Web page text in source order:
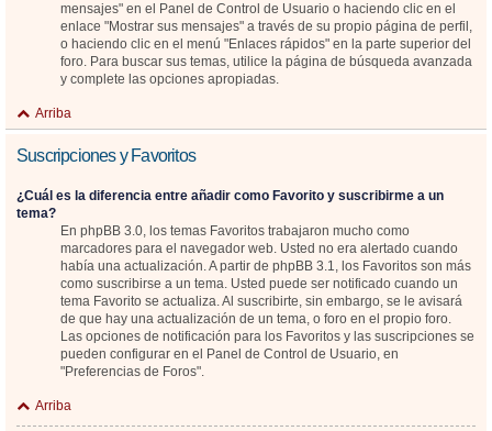
mensajes" en el Panel de Control de Usuario o haciendo clic en el
enlace "Mostrar sus mensajes" a través de su propio página de perfil,
o haciendo clic en el menú "Enlaces rápidos" en la parte superior del
foro. Para buscar sus temas, utilice la página de búsqueda avanzada
y complete las opciones apropiadas.
Arriba
Suscripciones y Favoritos
¿Cuál es la diferencia entre añadir como Favorito y suscribirme a un
tema?
En phpBB 3.0, los temas Favoritos trabajaron mucho como
marcadores para el navegador web. Usted no era alertado cuando
había una actualización. A partir de phpBB 3.1, los Favoritos son más
como suscribirse a un tema. Usted puede ser notificado cuando un
tema Favorito se actualiza. Al suscribirte, sin embargo, se le avisará
de que hay una actualización de un tema, o foro en el propio foro.
Las opciones de notificación para los Favoritos y las suscripciones se
pueden configurar en el Panel de Control de Usuario, en
"Preferencias de Foros".
Arriba